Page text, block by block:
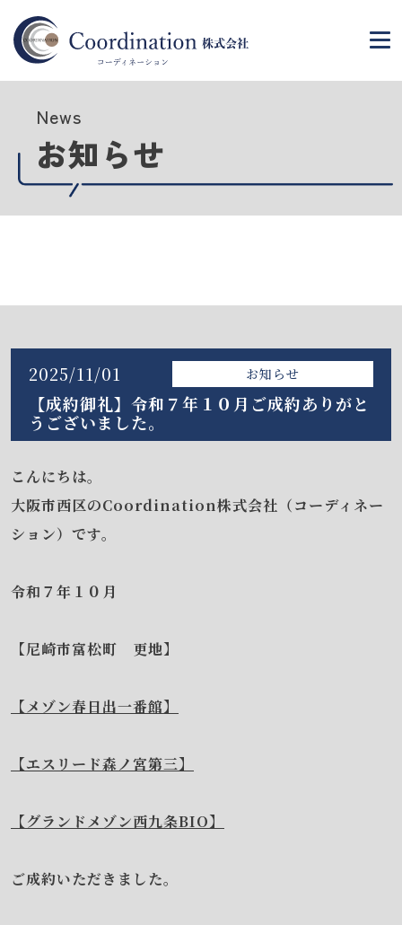
News
お知らせ
2025/11/01 お知らせ
【成約御礼】令和７年１０月ご成約ありがと
うございました。
こんにちは。
大阪市西区のCoordination株式会社（コーディネー
ション）です。
令和７年１０月
【尼崎市富松町 更地】
【メゾン春日出一番館】
【エスリード森ノ宮第三】
【グランドメゾン西九条BIO】
ご成約いただきました。